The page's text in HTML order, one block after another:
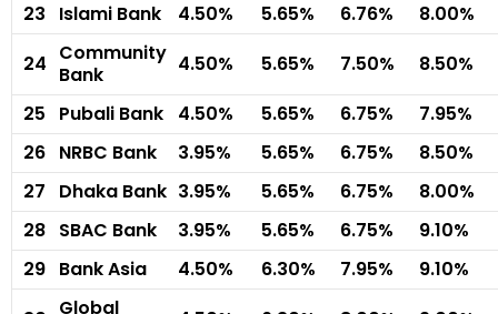
23
Islami Bank 4.50% 5.65% 6.76%
8.00%
24 Community
Bank
4.50% 5.65% 7.50%
8.50%
25
Pubali Bank 4.50% 5.65% 6.75%
7.95%
26 NRBC Bank 3.95% 5.65% 6.75%
8.50%
27
Dhaka Bank 3.95% 5.65% 6.75%
8.00%
28 SBAC Bank 3.95% 5.65% 6.75%
9.10%
29 Bank Asia 4.50% 6.30% 7.95%
9.10%
Global